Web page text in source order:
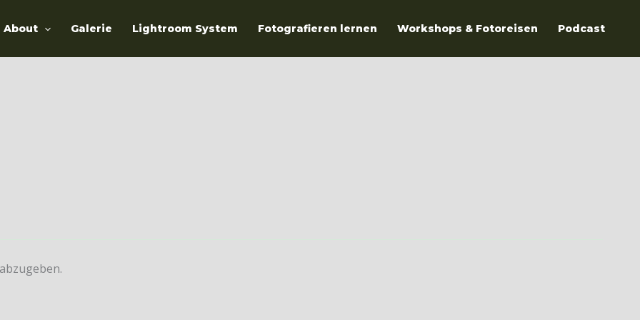
About Galerie Lightroom System Fotografieren lernen Workshops & Fotoreisen Podcast